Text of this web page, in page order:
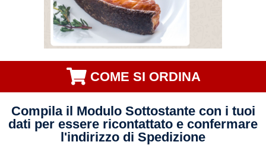
COME SI ORDINA
Compila il Modulo Sottostante con i tuoi
dati per essere ricontattato e confermare
l'indirizzo di Spedizione